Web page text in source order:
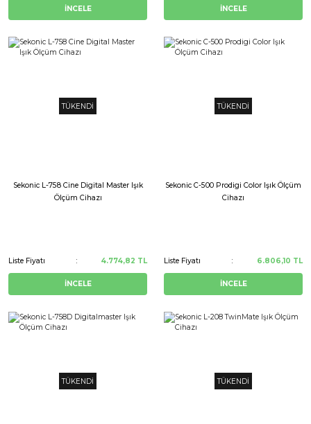
İNCELE İNCELE
TÜKENDİ
Sekonic L-758 Cine Digital Master Işık
Ölçüm Cihazı
Liste Fiyatı 4.774,82 TL
İNCELE
TÜKENDİ
Sekonic C-500 Prodigi Color Işık Ölçüm
Cihazı
Liste Fiyatı 6.806,10 TL
İNCELE
TÜKENDİ TÜKENDİ